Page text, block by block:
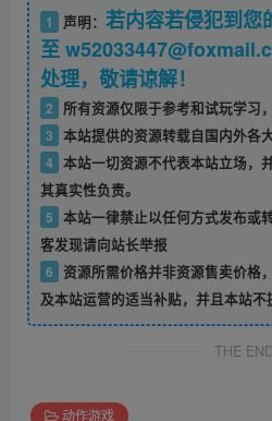
1 声明： 若内容若侵犯到您
至
处理，敬请谅解！
2
所有资源仅限于参考和试玩学习
3 本站提供的资源转载自国内外各
4 本站一切资源不代表本站立场，
其真实性负责。
5 本站一律禁止以任何方式发布或
客发现请向站长举报
6
资源所需价格并非资源售卖价格
及本站运营的适当补贴，并且本站不
THE END
动作游戏